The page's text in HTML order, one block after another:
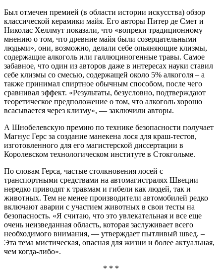
Был отмечен премией (в области истории искусства) обзор
классической керамики майя. Его авторы Питер де Смет и
Николас Хеллмут показали, что «вопреки традиционному
мнению о том, что древние майя были созерцательными
людьми», они, возможно, делали себе опьяняющие клизмы,
содержащие алкоголь или галлюциногенные травы. Самое
забавное, что один из авторов даже в интересах науки ставил
себе клизмы со смесью, содержащей около 5% алкоголя – а
также принимал спиртное обычным способом, после чего
сравнивал эффект. «Результаты, безусловно, подтверждают
теоретическое предположение о том, что алкоголь хорошо
всасывается через клизму», — заключили авторы.
А Шнобелевскую премию по технике безопасности получает
Магнус Герс за создание манекена лося для краш-тестов,
изготовленного для его магистерской диссертации в
Королевском технологическом институте в Стокгольме.
По словам Герса, частые столкновения лосей с
транспортными средствами на автомагистралях Швеции
нередко приводят к травмам и гибели как людей, так и
животных. Тем не менее производители автомобилей редко
включают аварии с участием животных в свои тесты на
безопасность. «Я считаю, что это увлекательная и все еще
очень неизведанная область, которая заслуживает всего
необходимого внимания, — утверждает пытливый швед. –
Эта тема мистическая, опасная для жизни и более актуальная,
чем когда-либо».
* * *